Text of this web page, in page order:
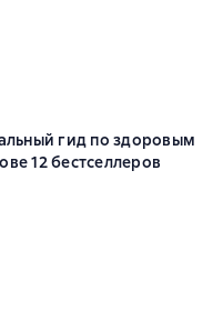
гид по здоровым
12 бестселлеров
5 на основе 1 оценок